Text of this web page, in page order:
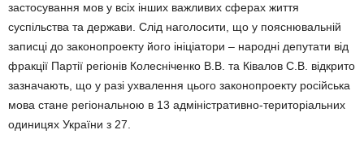
застосування мов у всіх інших важливих сферах життя
суспільства та держави. Слід наголосити, що у пояснювальній
записці до законопроекту його ініціатори – народні депутати від
фракції Партії регіонів Колесніченко В.В. та Ківалов С.В. відкрито
зазначають, що у разі ухвалення цього законопроекту російська
мова стане регіональною в 13 адміністративно-територіальних
одиницях України з 27.